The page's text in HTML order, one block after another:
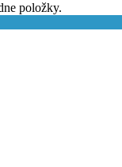
položky.